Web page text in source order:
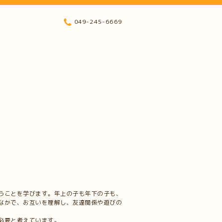
とを学びます。年上の子も年下の子も、
で、お互いを理解し、友達関係や遊びの
と考えています。
049-245-6669